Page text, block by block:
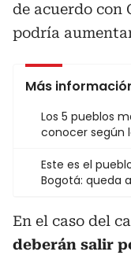
de acuerdo con
podría
Más
Los 5 pueblos
conocer según
Este es el
Bogotá: queda
En el caso del
deberán salir